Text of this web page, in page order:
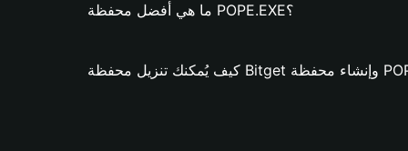
ما هي أفضل محفظة POPE.EXE؟